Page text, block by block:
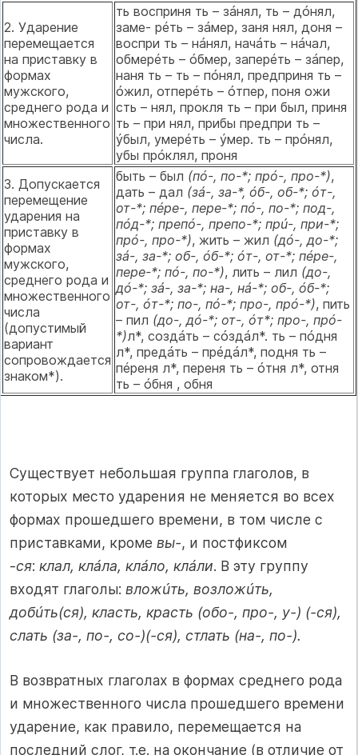
2. Ударение
перемещается
на приставку в
формах
мужского,
среднего рода и
множественного
числа.
ть восприня ть – зáнял, ть – дóнял,
заме- рéть – зáмер, заня нял, доня –
воспри ть – нáнял, начáть – нáчал,
обмерéть – óбмер, заперéть – зáпер,
наня ть – ть – пóнял, предприня ть –
óжил, отперéть – óтпер, поня ожи
сть – нял, прокля ть – при был, приня
ть – при нял, прибы предпри ть –
ýбыл, умерéть – ýмер. ть – прóнял,
убы прóклял, проня
3. Допускается
перемещение
ударения на
приставку в
формах
мужского,
среднего рода и
множественного
числа
(допустимый
вариант
сопровождается
знаком*).
быть – был (пó-, по-*; прó-, про-*),
дать – дал (зá-, за-*, óб-, об-*; óт-,
от-*; пéре-, пере-*; пó-, по-*; под-,
пóд-*; препó-, препо-*; прú-, при-*;
прó-, про-*), жить – жил (дó-, до-*;
зá-, за-*; об-, óб-*; óт-, от-*; пéре-,
пере-*; пó-, по-*), лить – лил (до-,
дó-*; зá-, за-*; на-, нá-*; об-, óб-*;
от-, óт-*; по-, пó-*; про-, прó-*), пить
– пил (до-, дó-*; от-, óт*; про-, прó-
*)л*, создáть – сóздáл*. ть – пóдня
л*, предáть – прéдáл*, подня ть –
пéреня л*, переня ть – óтня л*, отня
ть – óбня , обня
Существует небольшая группа глаголов, в
которых место ударения не меняется во всех
формах прошедшего времени, в том числе с
приставками, кроме вы-, и постфиксом
-ся: клал, клáла, клáло, клáли. В эту группу
входят глаголы: вложúть, возложúть,
добúть(ся), класть, красть (обо-, про-, у-) (-ся),
слать (за-, по-, со-)(-ся), стлать (на-, по-).
В возвратных глаголах в формах среднего рода
и множественного числа прошедшего времени
ударение, как правило, перемещается на
последний слог, т.е. на окончание (в отличие от